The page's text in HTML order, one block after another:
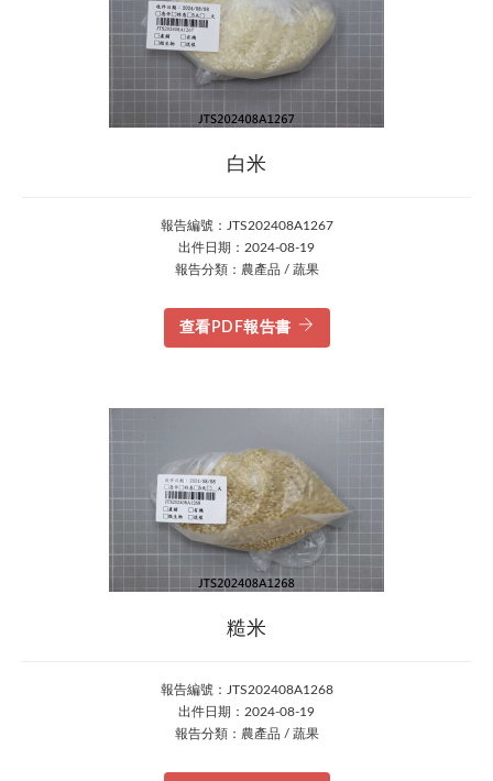
白米
報告編號：JTS202408A1267
出件日期：2024-08-19
報告分類：農產品 / 蔬果
查看PDF報告書
糙米
報告編號：JTS202408A1268
出件日期：2024-08-19
報告分類：農產品 / 蔬果